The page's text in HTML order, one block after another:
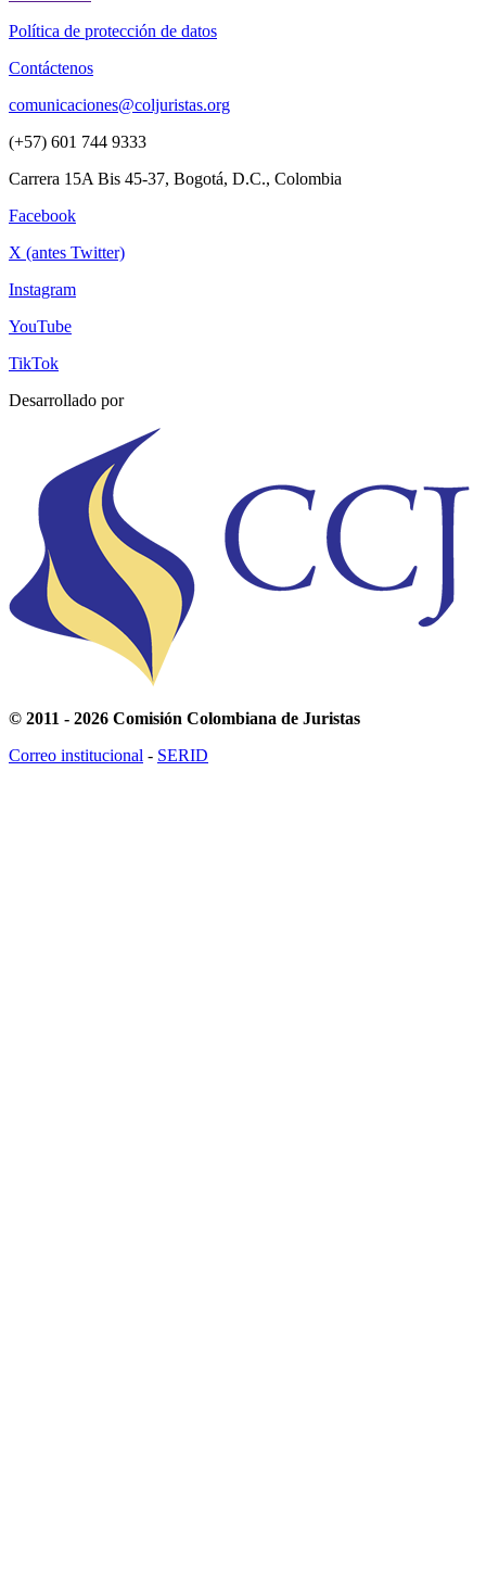
Política de protección de datos
Contáctenos
comunicaciones@coljuristas.org
(+57) 601 744 9333
Carrera 15A Bis 45-37, Bogotá, D.C., Colombia
Facebook
X (antes Twitter)
Instagram
YouTube
TikTok
Desarrollado por
© 2011 - 2026 Comisión Colombiana de Juristas
Correo institucional - SERID